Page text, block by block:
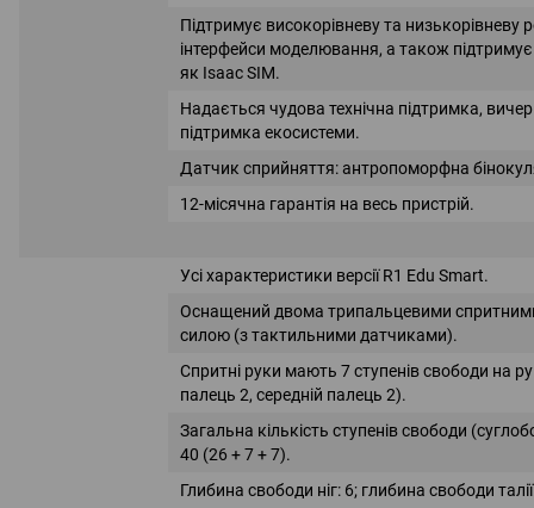
Підтримує високорівневу та низькорівневу
інтерфейси моделювання, а також
як Isaac SIM.
Надається чудова технічна підтримка,
підтримка екосистеми.
Датчик сприйняття: антропоморфна
12-місячна гарантія на весь пристрій.
Усі характеристики версії R1 Edu Smart.
Оснащений двома трипальцевими
силою (з тактильними датчиками).
Спритні руки мають 7 ступенів свободи на
палець 2, середній палець 2).
Загальна кількість ступенів свободи
40 (26 + 7 + 7).
Глибина свободи ніг: 6; глибина свободи